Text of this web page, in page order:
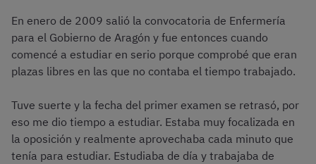
En enero de 2009 salió la convocatoria de Enfermería
para el Gobierno de Aragón y fue entonces cuando
comencé a estudiar en serio porque comprobé que eran
plazas libres en las que no contaba el tiempo trabajado.
Tuve suerte y la fecha del primer examen se retrasó, por
eso me dio tiempo a estudiar. Estaba muy focalizada en
la oposición y realmente aprovechaba cada minuto que
tenía para estudiar. Estudiaba de día y trabajaba de